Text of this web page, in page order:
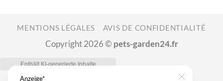
MENTIONS LÉGALES AVIS DE CONFIDENTIALITÉ
Copyright 2026 © pets-garden24.fr
Anzeige*